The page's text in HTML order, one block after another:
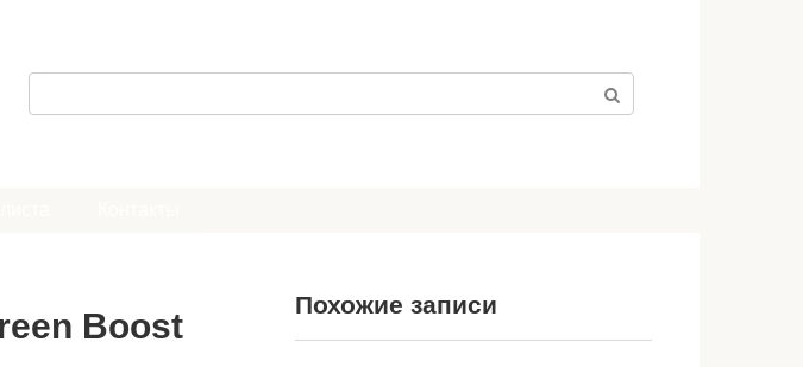
о
Boost
Похожие записи